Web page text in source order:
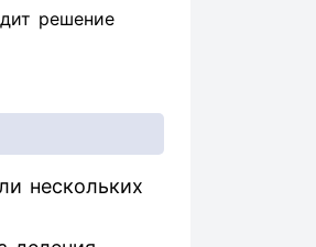
решение
нескольких